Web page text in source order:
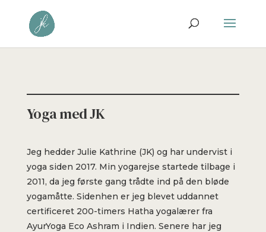
Yoga med JK
Jeg hedder Julie Kathrine (JK) og har undervist i
yoga siden 2017. Min yogarejse startede tilbage i
2011, da jeg første gang trådte ind på den bløde
yogamåtte. Sidenhen er jeg blevet uddannet
certificeret 200-timers Hatha yogalærer fra
AyurYoga Eco Ashram i Indien. Senere har jeg